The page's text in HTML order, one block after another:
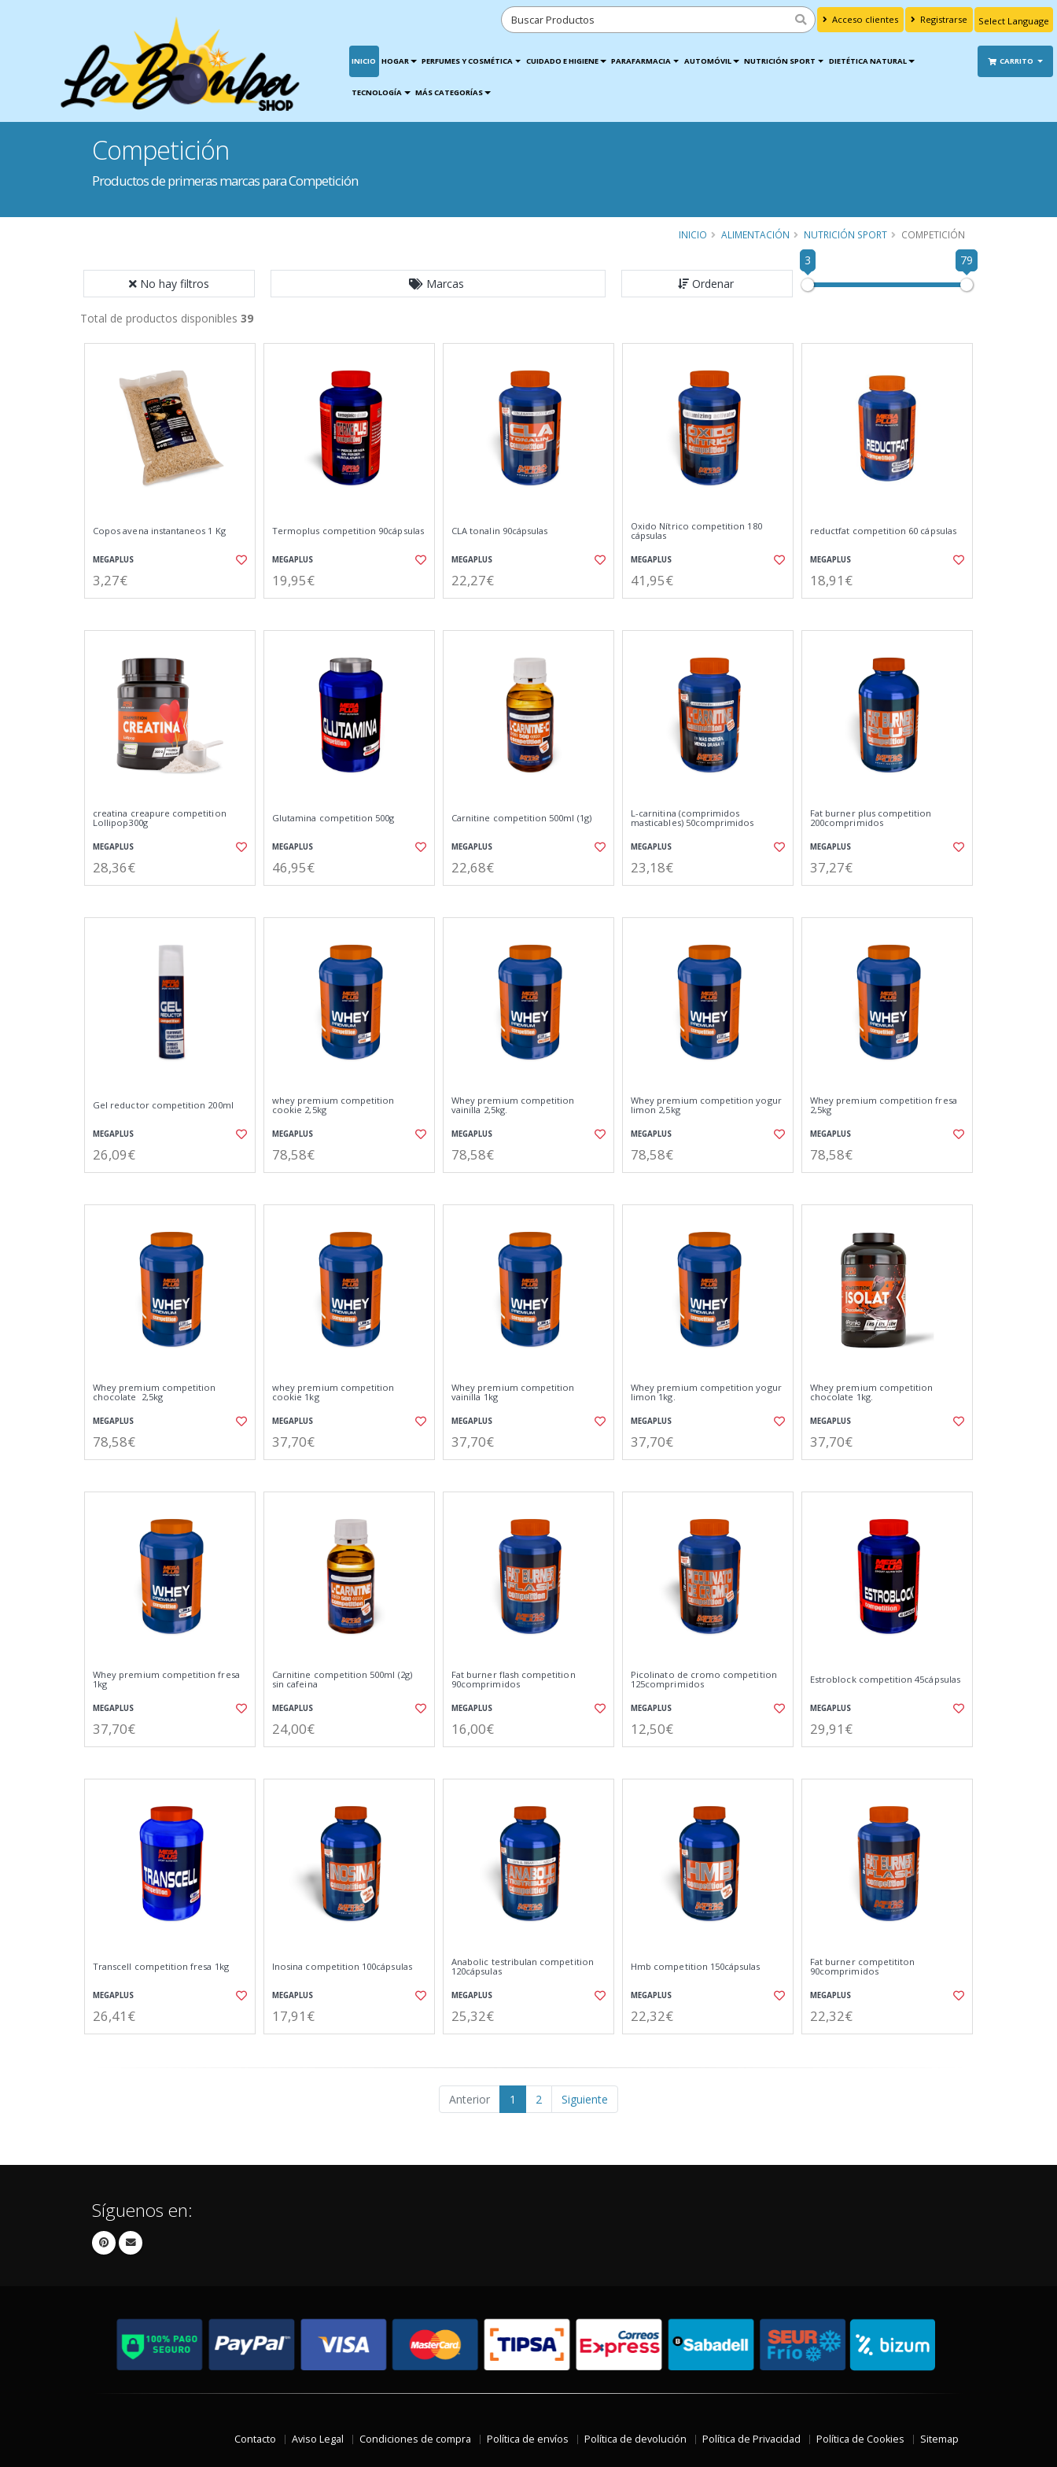
Acceso clientes Registrarse
Translate
INICIO HOGAR PERFUMES Y COSMÉTICA CUIDADO E HIGIENE PARAFARMACIA AUTOMÓVIL NUTRICIÓN SPORT DIETÉTICA NATURAL
TECNOLOGÍA MÁS CATEGORÍAS
CARRITO
Competición
Productos de primeras marcas para Competición
INICIO ALIMENTACIÓN NUTRICIÓN SPORT COMPETICIÓN
No hay filtros Marcas Ordenar
3 79
Total de productos disponibles 39
Copos avena instantaneos 1 Kg
MEGAPLUS
3,27€
Termoplus competition 90cápsulas
MEGAPLUS
19,95€
CLA tonalin 90cápsulas
MEGAPLUS
22,27€
Oxido Nítrico competition 180
cápsulas
MEGAPLUS
41,95€
reductfat competition 60 cápsulas
MEGAPLUS
18,91€
creatina creapure competition
Lollipop300g
MEGAPLUS
28,36€
Glutamina competition 500g
MEGAPLUS
46,95€
Carnitine competition 500ml (1g)
MEGAPLUS
22,68€
L-carnitina (comprimidos
masticables) 50comprimidos
MEGAPLUS
23,18€
Fat burner plus competition
200comprimidos
MEGAPLUS
37,27€
Gel reductor competition 200ml
MEGAPLUS
26,09€
whey premium competition
cookie 2,5kg
MEGAPLUS
78,58€
Whey premium competition
vainilla 2,5kg.
MEGAPLUS
78,58€
Whey premium competition yogur
limon 2,5kg
MEGAPLUS
78,58€
Whey premium competition fresa
2,5kg
MEGAPLUS
78,58€
Whey premium competition
chocolate 2,5kg
MEGAPLUS
78,58€
whey premium competition
cookie 1kg
MEGAPLUS
37,70€
Whey premium competition
vainilla 1kg
MEGAPLUS
37,70€
Whey premium competition yogur
limon 1kg.
MEGAPLUS
37,70€
Whey premium competition
chocolate 1kg.
MEGAPLUS
37,70€
Whey premium competition fresa
1kg
MEGAPLUS
37,70€
Carnitine competition 500ml (2g)
sin cafeina
MEGAPLUS
24,00€
Fat burner flash competition
90comprimidos
MEGAPLUS
16,00€
Picolinato de cromo competition
125comprimidos
MEGAPLUS
12,50€
Estroblock competition 45cápsulas
MEGAPLUS
29,91€
Transcell competition fresa 1kg
MEGAPLUS
26,41€
Inosina competition 100cápsulas
MEGAPLUS
17,91€
Anabolic testribulan competition
120cápsulas
MEGAPLUS
25,32€
Hmb competition 150cápsulas
MEGAPLUS
22,32€
Fat burner competititon
90comprimidos
MEGAPLUS
22,32€
Anterior 1 2 Siguiente
Síguenos en:
Contacto Aviso Legal Condiciones de compra Política de envíos Política de devolución Política de Privacidad Política de Cookies Sitemap